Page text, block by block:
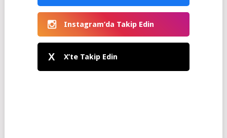
Instagram’da Takip Edin
X X’te Takip Edin